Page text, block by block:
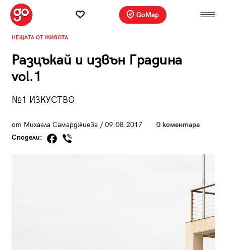
GoMap
НЕЩАТА ОТ ЖИВОТА
Разцъкай и извън Градина
vol.1
№1 ИЗКУСТВО
от Михаела Самарджиева / 09.08.2017
0 коментара
Сподели: